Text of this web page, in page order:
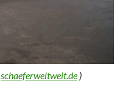
schaeferweltweit.de )